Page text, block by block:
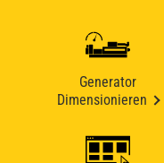
Generator
Dimensionieren